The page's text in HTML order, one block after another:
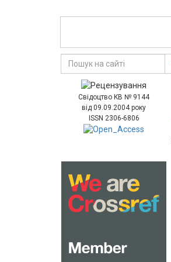
Свідоцтво КВ № 9144
від 09.09.2004 року
ISSN 2306-6806